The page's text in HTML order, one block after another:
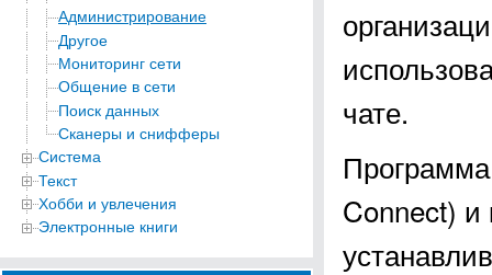
Администрирование
Другое
Мониторинг сети
Общение в сети
Поиск данных
Сканеры и снифферы
Система
Текст
Хобби и увлечения
Электронные книги
чате.
Connect) и